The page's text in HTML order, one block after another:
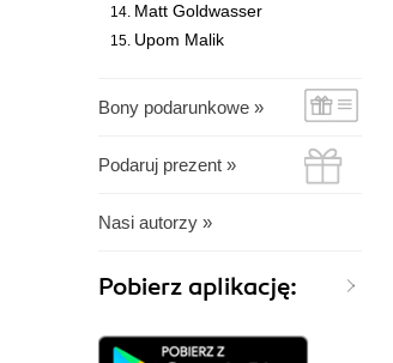
Matt Goldwasser
Upom Malik
Bony podarunkowe »
Podaruj prezent »
Nasi autorzy »
Pobierz aplikację: